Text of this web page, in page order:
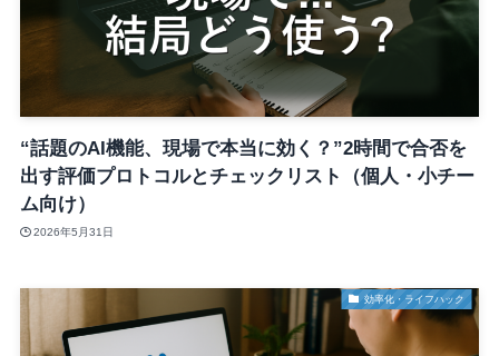
“話題のAI機能、現場で本当に効く？”2時間で合否を
出す評価プロトコルとチェックリスト（個人・小チー
ム向け）
2026年5月31日
効率化・ライフハック